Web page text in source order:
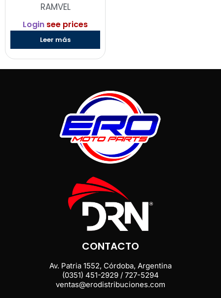
RAMVEL
Login see prices
Leer más
CONTACTO
Av. Patria 1552, Córdoba, Argentina
(0351) 451-2929 / 727-5294
ventas@erodistribuciones.com